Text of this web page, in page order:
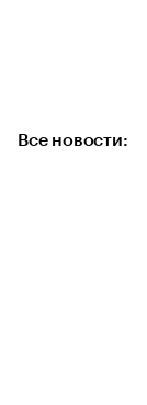
Все новости: